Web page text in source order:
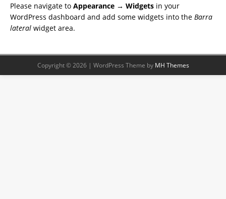
Please navigate to Appearance → Widgets in your
WordPress dashboard and add some widgets into the Barra
lateral widget area.
Copyright © 2026 | WordPress Theme by MH Themes